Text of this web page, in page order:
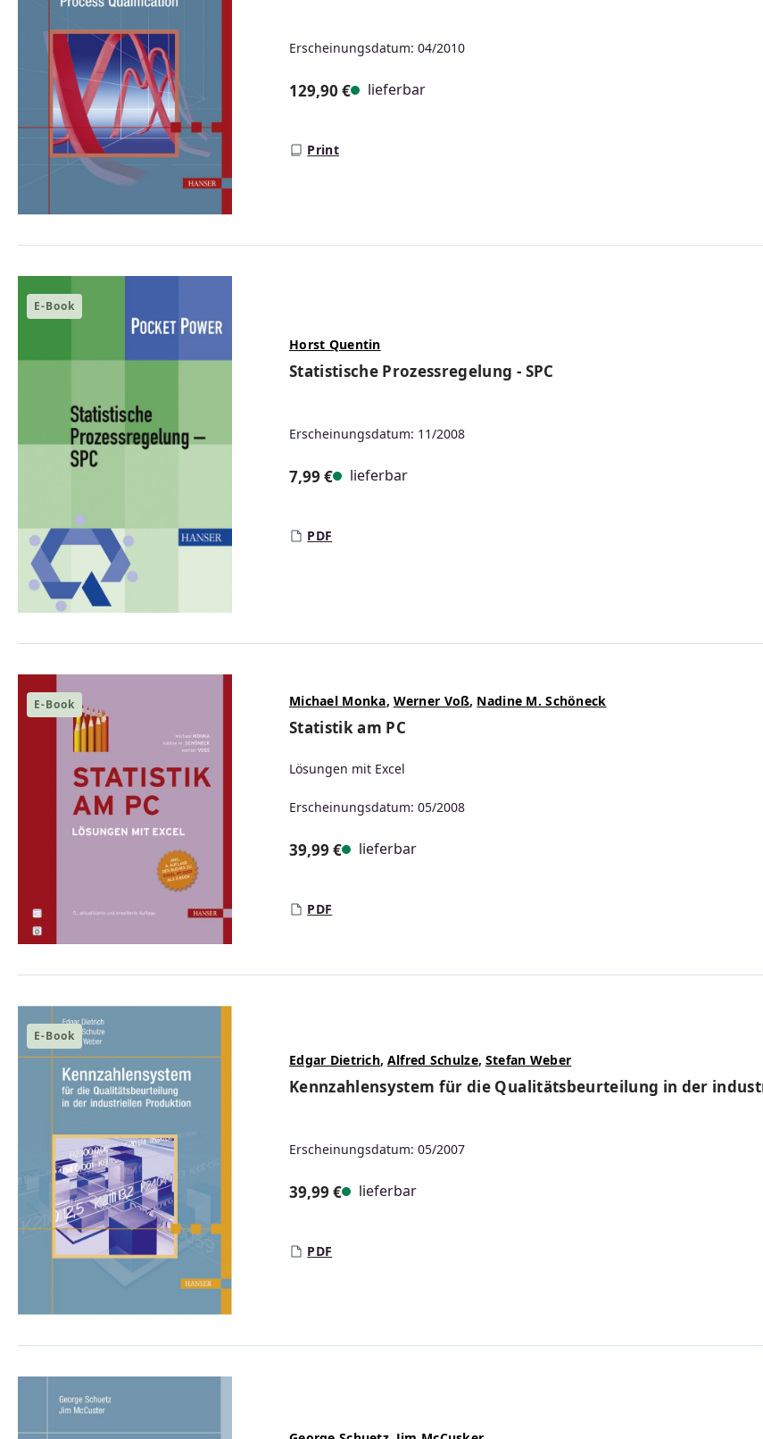
Erscheinungsdatum: 04/2010
129,90 € lieferbar
Print
E-Book
Horst Quentin
Statistische Prozessregelung - SPC
Erscheinungsdatum: 11/2008
7,99 € lieferbar
PDF
E-Book Michael Monka, Werner Voß, Nadine M. Schöneck
Statistik am PC
Lösungen mit Excel
Erscheinungsdatum: 05/2008
39,99 € lieferbar
PDF
E-Book
Edgar Dietrich, Alfred Schulze, Stefan Weber
Kennzahlensystem für die Qualitätsbeurteilung in der
Erscheinungsdatum: 05/2007
39,99 € lieferbar
PDF